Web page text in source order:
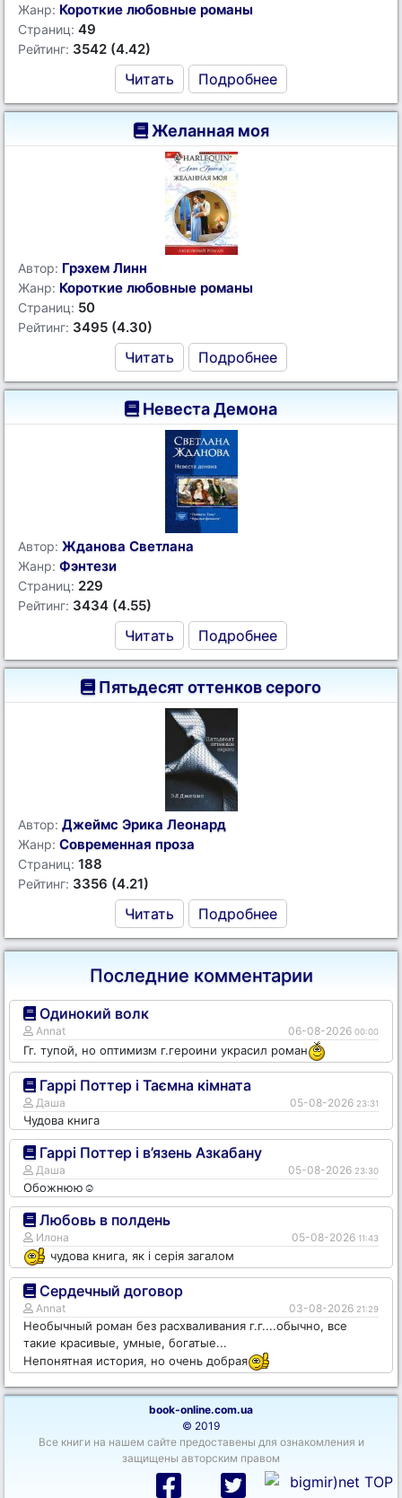
Жанр: Короткие любовные романы
Страниц: 49
Рейтинг: 3542 (4.42)
Читать Подробнее
Желанная моя
Автор: Грэхем Линн
Жанр: Короткие любовные романы
Страниц: 50
Рейтинг: 3495 (4.30)
Читать Подробнее
Невеста Демона
Автор: Жданова Светлана
Жанр: Фэнтези
Страниц: 229
Рейтинг: 3434 (4.55)
Читать Подробнее
Пятьдесят оттенков серого
Автор: Джеймс Эрика Леонард
Жанр: Современная проза
Страниц: 188
Рейтинг: 3356 (4.21)
Читать Подробнее
Последние комментарии
Одинокий волк
Annat 06-08-2026 00:00
Гг. тупой, но оптимизм г.героини украсил роман
Гаррі Поттер і Таємна кімната
Даша 05-08-2026 23:31
Чудова книга
Гаррі Поттер і в’язень Азкабану
Даша 05-08-2026 23:30
Обожнюю☺️
Любовь в полдень
Илона 05-08-2026 11:43
чудова книга, як і серія загалом
Сердечный договор
Annat 03-08-2026 21:29
Необычный роман без расхваливания г.г....обычно, все
такие красивые, умные, богатые...
Непонятная история, но очень добрая
book-online.com.ua
© 2019
Все книги на нашем сайте предоставены для ознакомления и
защищены авторским правом